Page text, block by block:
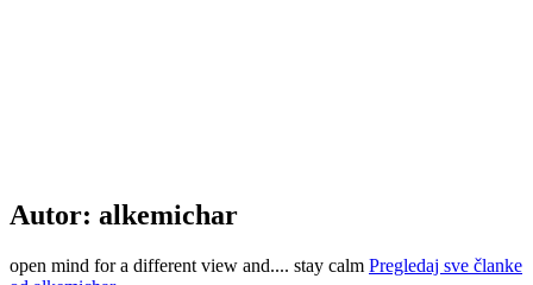
Autor: alkemichar
open mind for a different view and.... stay calm Pregledaj sve članke